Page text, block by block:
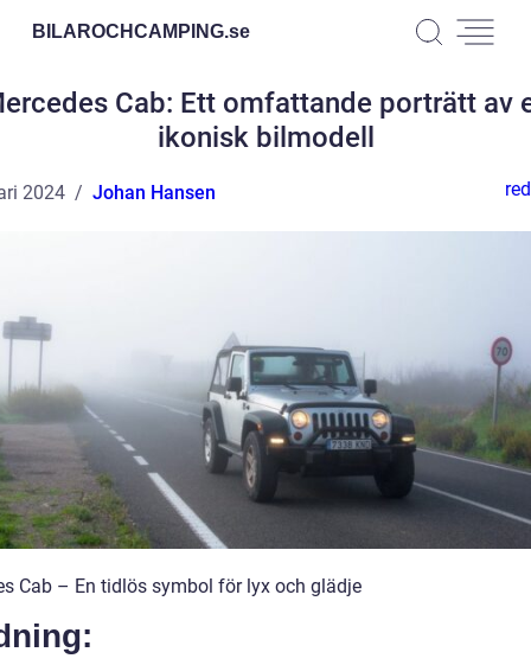
BILAROCHCAMPING.se
Cab: Ett omfattande porträtt av
ikonisk bilmodell
2024 Johan Hansen
Cab – En tidlös symbol för lyx och glädje